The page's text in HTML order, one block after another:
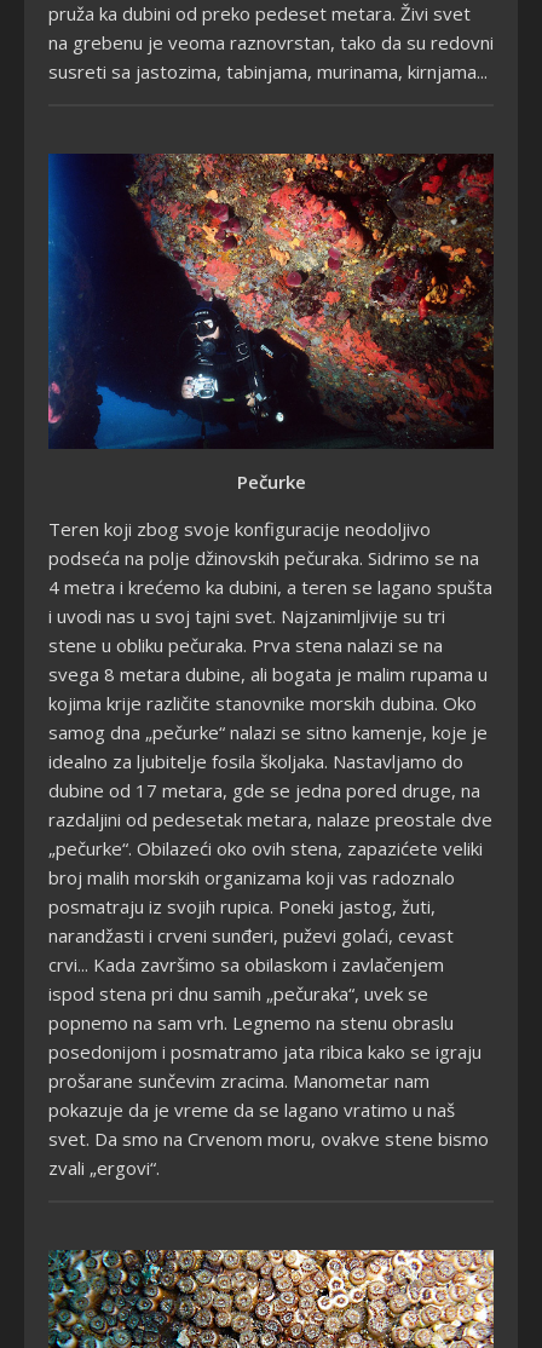
pruža ka dubini od preko pedeset metara. Živi svet
na grebenu je veoma raznovrstan, tako da su redovni
susreti sa jastozima, tabinjama, murinama, kirnjama...
Pečurke
Teren koji zbog svoje konfiguracije neodoljivo
podseća na polje džinovskih pečuraka. Sidrimo se na
4 metra i krećemo ka dubini, a teren se lagano spušta
i uvodi nas u svoj tajni svet. Najzanimljivije su tri
stene u obliku pečuraka. Prva stena nalazi se na
svega 8 metara dubine, ali bogata je malim rupama u
kojima krije različite stanovnike morskih dubina. Oko
samog dna „pečurke“ nalazi se sitno kamenje, koje je
idealno za ljubitelje fosila školjaka. Nastavljamo do
dubine od 17 metara, gde se jedna pored druge, na
razdaljini od pedesetak metara, nalaze preostale dve
„pečurke“. Obilazeći oko ovih stena, zapazićete veliki
broj malih morskih organizama koji vas radoznalo
posmatraju iz svojih rupica. Poneki jastog, žuti,
narandžasti i crveni sunđeri, puževi golaći, cevast
crvi... Kada završimo sa obilaskom i zavlačenjem
ispod stena pri dnu samih „pečuraka“, uvek se
popnemo na sam vrh. Legnemo na stenu obraslu
posedonijom i posmatramo jata ribica kako se igraju
prošarane sunčevim zracima. Manometar nam
pokazuje da je vreme da se lagano vratimo u naš
svet. Da smo na Crvenom moru, ovakve stene bismo
zvali „ergovi“.